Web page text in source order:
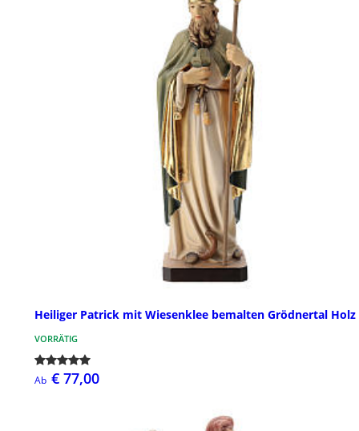
Heiliger Patrick mit Wiesenklee bemalten Grödnertal Holz
VORRÄTIG
Ab € 77,00